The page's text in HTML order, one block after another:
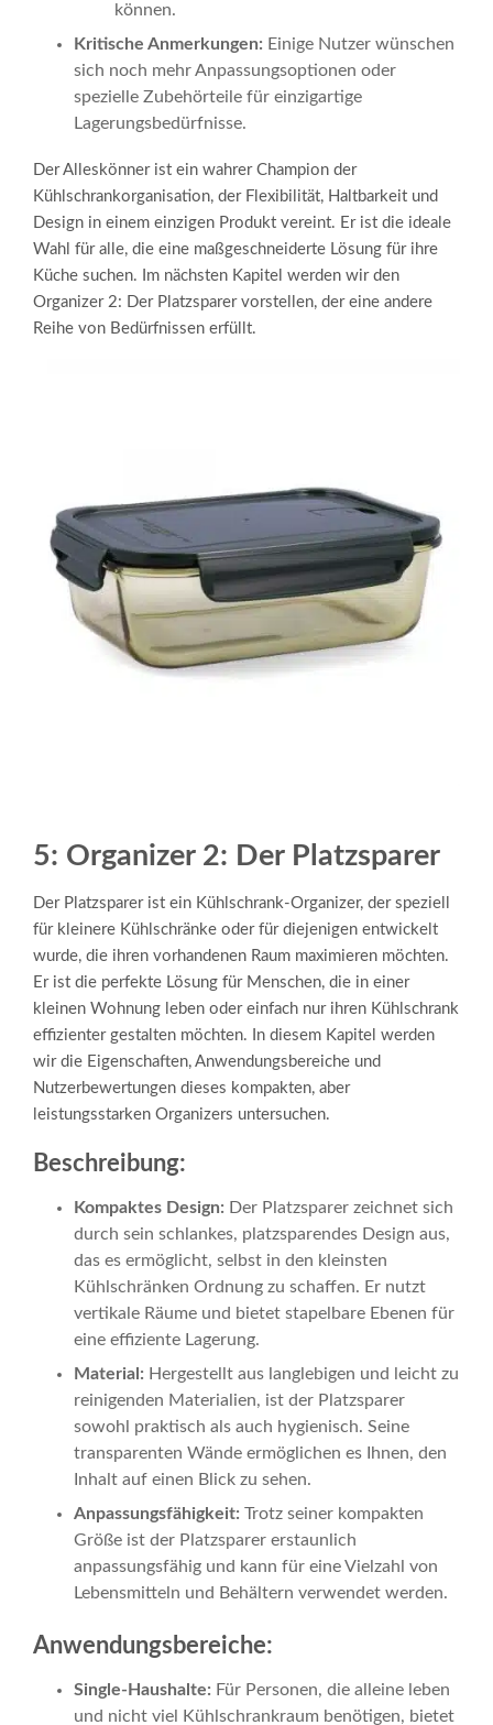
können.
Kritische Anmerkungen: Einige Nutzer wünschen
sich noch mehr Anpassungsoptionen oder
spezielle Zubehörteile für einzigartige
Lagerungsbedürfnisse.
Der Alleskönner ist ein wahrer Champion der
Kühlschrankorganisation, der Flexibilität, Haltbarkeit und
Design in einem einzigen Produkt vereint. Er ist die ideale
Wahl für alle, die eine maßgeschneiderte Lösung für ihre
Küche suchen. Im nächsten Kapitel werden wir den
Organizer 2: Der Platzsparer vorstellen, der eine andere
Reihe von Bedürfnissen erfüllt.
5: Organizer 2: Der Platzsparer
Der Platzsparer ist ein Kühlschrank-Organizer, der speziell
für kleinere Kühlschränke oder für diejenigen entwickelt
wurde, die ihren vorhandenen Raum maximieren möchten.
Er ist die perfekte Lösung für Menschen, die in einer
kleinen Wohnung leben oder einfach nur ihren Kühlschrank
effizienter gestalten möchten. In diesem Kapitel werden
wir die Eigenschaften, Anwendungsbereiche und
Nutzerbewertungen dieses kompakten, aber
leistungsstarken Organizers untersuchen.
Beschreibung:
Kompaktes Design: Der Platzsparer zeichnet sich
durch sein schlankes, platzsparendes Design aus,
das es ermöglicht, selbst in den kleinsten
Kühlschränken Ordnung zu schaffen. Er nutzt
vertikale Räume und bietet stapelbare Ebenen für
eine effiziente Lagerung.
Material: Hergestellt aus langlebigen und leicht zu
reinigenden Materialien, ist der Platzsparer
sowohl praktisch als auch hygienisch. Seine
transparenten Wände ermöglichen es Ihnen, den
Inhalt auf einen Blick zu sehen.
Anpassungsfähigkeit: Trotz seiner kompakten
Größe ist der Platzsparer erstaunlich
anpassungsfähig und kann für eine Vielzahl von
Lebensmitteln und Behältern verwendet werden.
Anwendungsbereiche:
Single-Haushalte: Für Personen, die alleine leben
und nicht viel Kühlschrankraum benötigen, bietet